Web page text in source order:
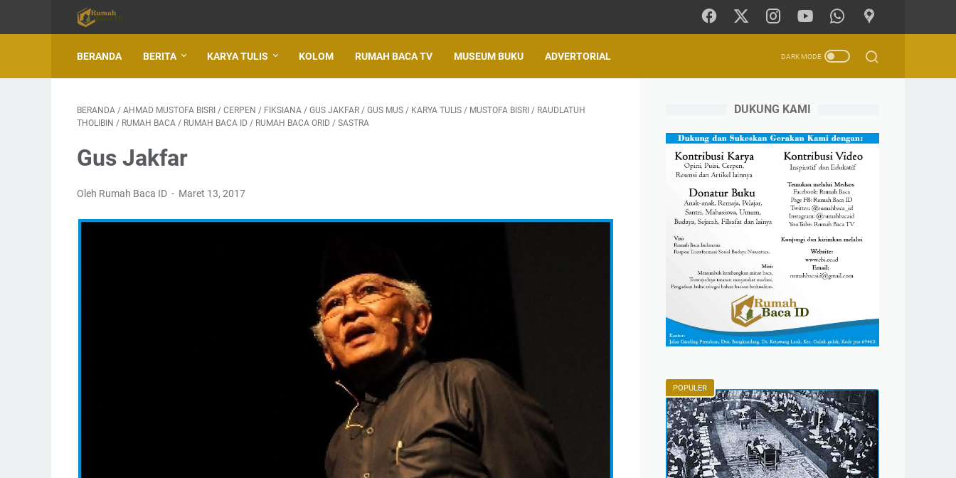
BERANDA BERITA KARYA TULIS KOLOM RUMAH BACA TV MUSEUM BUKU ADVERTORIAL
BERANDA / AHMAD MUSTOFA BISRI / CERPEN / FIKSIANA / GUS JAKFAR / GUS MUS / KARYA TULIS / MUSTOFA BISRI / RAUDLATUH
THOLIBIN / RUMAH BACA / RUMAH BACA ID / RUMAH BACA ORID / SASTRA
Gus Jakfar
Oleh Rumah Baca ID Maret 13, 2017
DUKUNG KAMI
POPULER